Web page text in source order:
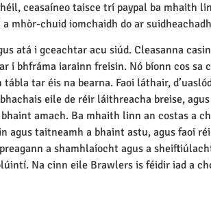
ceasaíneo taisce trí paypal ba mhaith
mhòr-chuid iomchaidh do ar
atá i gceachtar acu siúd. Cleasanna
bhfráma iarainn freisin. Nó bíonn cos sa
tar éis na bearna. Faoi láthair,
eile de réir láithreacha breise,
amach. Ba mhaith linn an costas a
agus taitneamh a bhaint astu, agus faoi
a shamhlaíocht agus a
Na cinn eile Brawlers is féidir iad a